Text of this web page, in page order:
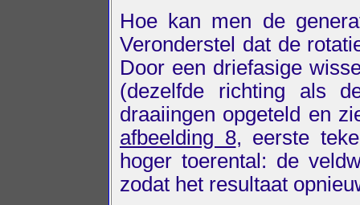
Hoe kan men de
Veronderstel dat de
Door een driefasige
(dezelfde richting als
draaiingen opgeteld en
afbeelding 8, eerste
hoger toerental: de
zodat het resultaat